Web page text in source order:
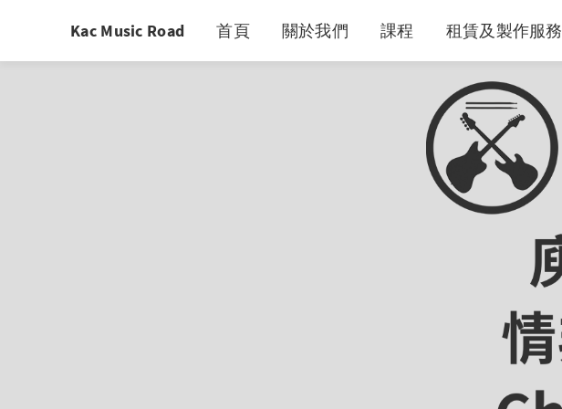
Kac Music Road 首頁 關於我們 課程 租賃及製作服務